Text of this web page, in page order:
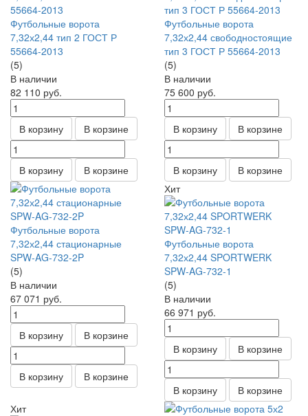
Футбольные ворота
7,32х2,44 тип 2 ГОСТ Р
55664-2013
(5)
В наличии
82 110 руб.
В корзину В корзине
В корзину В корзине
Футбольные ворота
7,32х2,44 свободностоящие
тип 3 ГОСТ Р 55664-2013
(5)
В наличии
75 600 руб.
В корзину В корзине
В корзину В корзине
Футбольные ворота
7,32х2,44 стационарные
SPW-AG-732-2P
(5)
В наличии
67 071 руб.
В корзину В корзине
В корзину В корзине
Хит
Футбольные ворота
7,32х2,44 SPORTWERK
SPW-AG-732-1
(5)
В наличии
66 971 руб.
В корзину В корзине
В корзину
В корзине
Хит